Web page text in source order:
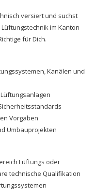
versiert und suchst
im Kanton
für Dich.
Kanälen und
Vorgaben
Umbauprojekten
Lüftungs oder
technische Qualifikation